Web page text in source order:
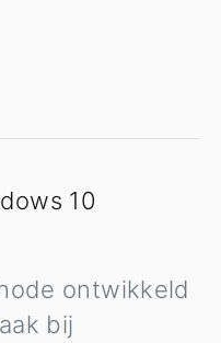
10
ontwikkeld
bij